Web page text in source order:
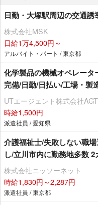
日勤・大塚駅周辺の交通
株式会社MSK
日給1万4,500円～
アルバイト・パート / 東京都
化学製品の機械オペレー
完備/日勤/日払い/工場・製
UTエージェント株式会社
時給1,500円
派遣社員 / 愛知県
介護福祉士/失敗しない職
し/立川市内に勤務地多数
株式会社ニッソーネット
時給1,830円～2,287円
派遣社員 / 東京都